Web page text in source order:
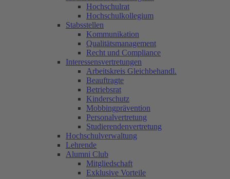
Hochschulrat
Hochschulkollegium
Stabsstellen
Kommunikation
Qualitätsmanagement
Recht und Compliance
Interessensvertretungen
Arbeitskreis Gleichbehandl.
Beauftragte
Betriebsrat
Kinderschutz
Mobbingprävention
Personalvertretung
Studierendenvertretung
Hochschulverwaltung
Lehrende
Alumni Club
Mitgliedschaft
Exklusive Vorteile